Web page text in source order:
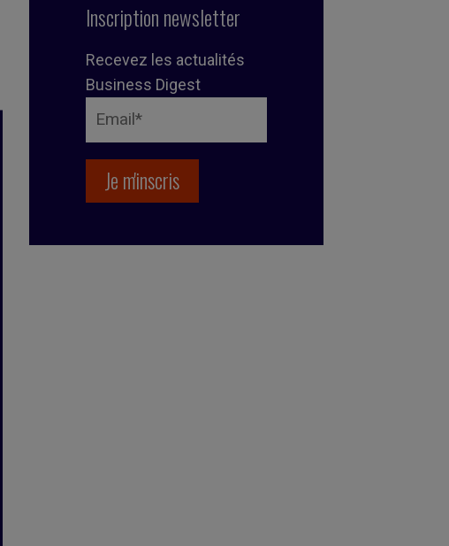
Inscription newsletter
Recevez les actualités
Business Digest